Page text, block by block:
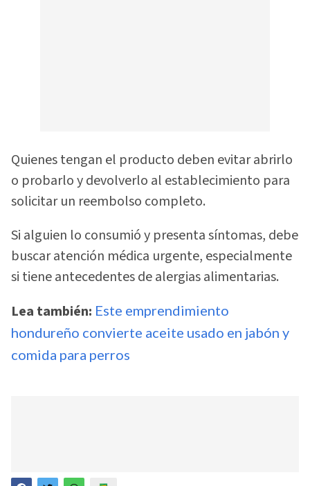
Quienes tengan el producto deben evitar abrirlo
o probarlo y devolverlo al establecimiento para
solicitar un reembolso completo.
Si alguien lo consumió y presenta síntomas, debe
buscar atención médica urgente, especialmente
si tiene antecedentes de alergias alimentarias.
Lea también: Este emprendimiento
hondureño convierte aceite usado en jabón y
comida para perros